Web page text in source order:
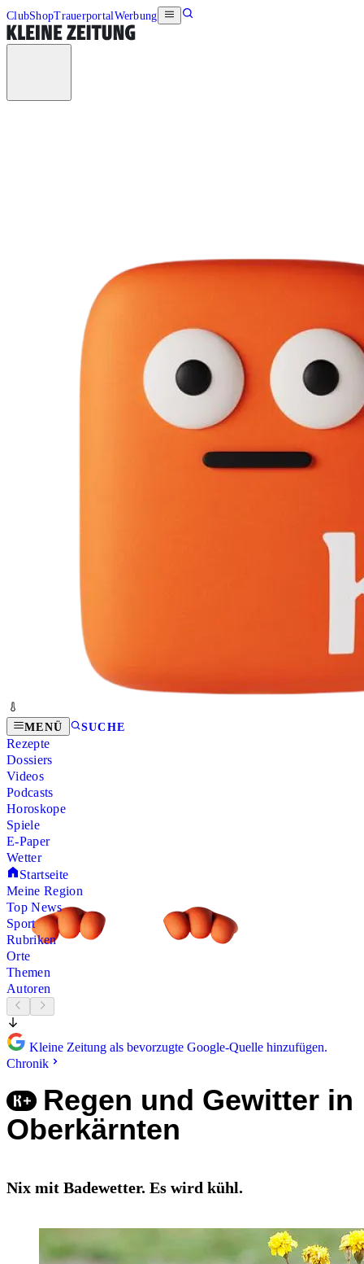
ClubShopTrauerportalWerbung
MENÜ SUCHE
Rezepte
Dossiers
Videos
Podcasts
Horoskope
Spiele
E-Paper
Wetter
Startseite
Meine Region
Top News
Sport
Rubriken
Orte
Themen
Autoren
Kleine Zeitung als bevorzugte Google-Quelle hinzufügen.
Chronik
Regen und Gewitter in
Oberkärnten
Nix mit Badewetter. Es wird kühl.